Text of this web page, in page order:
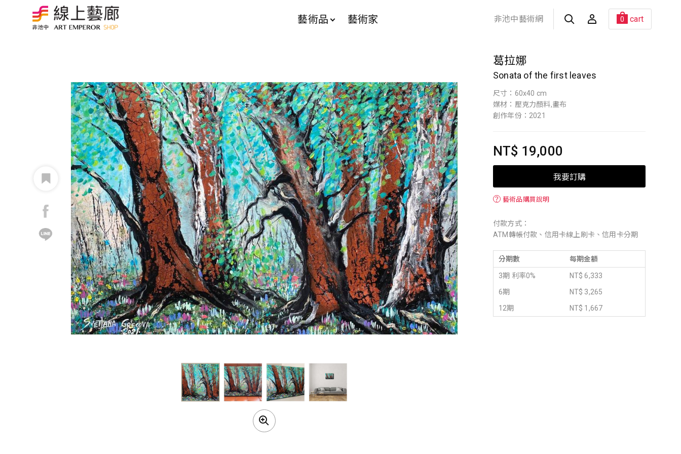
藝術品 藝術家 非池中藝術網 0 cart
葛拉娜
Sonata of the first leaves
尺寸：60x40 cm
媒材：壓克力顏料,畫布
創作年份：2021
NT$ 19,000
我要訂購
？ 藝術品購買說明
付款方式：
ATM轉帳付款、信用卡線上刷卡、信用卡分期
分期數 每期金額
3期 利率0%
NT$ 6,333
6期
NT$ 3,265
12期
NT$ 1,667